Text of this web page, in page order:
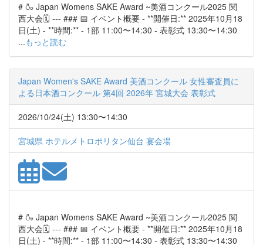
# 🍶 Japan Womens SAKE Award ~美酒コンクール2025 関
西大会🗓️ --- ### 📅 イベント概要 - **開催日:** 2025年10月18
日(土) - **時間:** - 1部 11:00〜14:30 - 表彰式 13:30〜14:30
...もっと読む
Japan Women's SAKE Award 美酒コンクール 女性審査員に
よる日本酒コンクール 第4回 2026年 宮城大会 表彰式
2026/10/24(土) 13:30〜14:30
宮城県 ホテルメトロポリタン仙台 宴会場
# 🍶 Japan Womens SAKE Award ~美酒コンクール2025 関
西大会🗓️ --- ### 📅 イベント概要 - **開催日:** 2025年10月18
日(土) - **時間:** - 1部 11:00〜14:30 - 表彰式 13:30〜14:30